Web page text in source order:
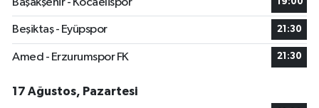
19:00
Beşiktaş - Eyüpspor 21:30
Amed - Erzurumspor FK 21:30
17 Ağustos, Pazartesi